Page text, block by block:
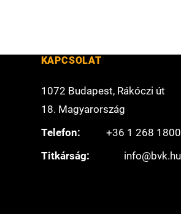
KAPCSOLAT
1072 Budapest, Rákóczi út
18. Magyarország
Telefon:
+36 1 268 1800
Titkárság:
info@bvk.hu